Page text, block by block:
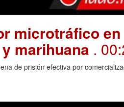
microtráfico en
marihuana .
de prisión efectiva por